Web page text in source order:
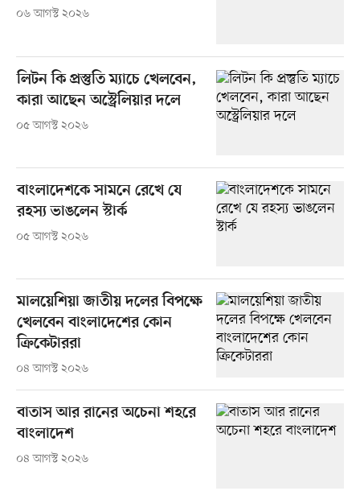
০৬ আগস্ট ২০২৬
লিটন কি প্রস্তুতি ম্যাচে খেলবেন,
কারা আছেন অস্ট্রেলিয়ার দলে
০৫ আগস্ট ২০২৬
বাংলাদেশকে সামনে রেখে যে
রহস্য ভাঙলেন স্টার্ক
০৫ আগস্ট ২০২৬
মালয়েশিয়া জাতীয় দলের বিপক্ষে
খেলবেন বাংলাদেশের কোন
ক্রিকেটাররা
০৪ আগস্ট ২০২৬
বাতাস আর রানের অচেনা শহরে
বাংলাদেশ
০৪ আগস্ট ২০২৬